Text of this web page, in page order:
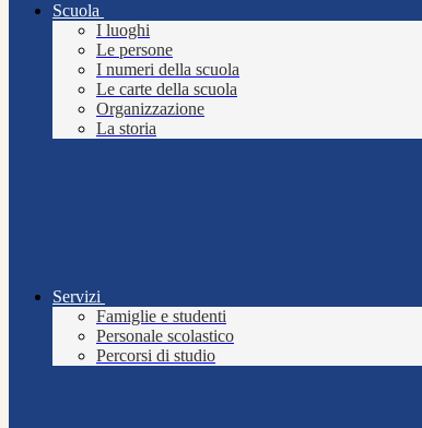
Scuola
I luoghi
Le persone
I numeri della scuola
Le carte della scuola
Organizzazione
La storia
Servizi
Famiglie e studenti
Personale scolastico
Percorsi di studio